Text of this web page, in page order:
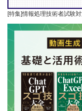
[特集]情報処理技術者試験